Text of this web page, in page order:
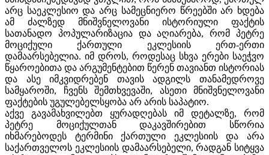
არც საეკლესიო და არც სამეცნიერო წრეებში არ ხდება
ამ ძალზედ მნიშვნელოვანი ისტორიული ფაქტის
სათანადო პოპულარიზაცია და აღიარება, რომ პეტრე
მოციქული ქართული ეკლესიის ერთ-ერთი
დამაარსებელია. იმ დროს, როდესაც სხვა ერები საეჭვო
წყაროებითა და არგუმენტებით წერენ თავიანთ ისტორიას
და ასე იმკვიდრებენ თავის ადგილს თანამედროვე
სამყაროში, ჩვენს შემთხვევაში, ასეთი მნიშვნელოვანი
ფაქტების უგულებელსყობა არ არის საპატიო.
აქვე გავამახვილებთ ყურადღებას იმ დეტალზე, რომ
პეტრე მოციქულთან დაკავშირებით სწორია
იხმარებოდეს ტერმინი ქართული ეკლესიის და არა
საქართველოს ეკლესიის დამაარსებელი, რადგან სიტყვა